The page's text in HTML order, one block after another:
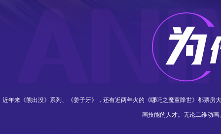
近年来《熊出没》系列、《姜子牙》，还有近两年火的《哪吒之魔童降世》都票
画技能的人才。无论二维动